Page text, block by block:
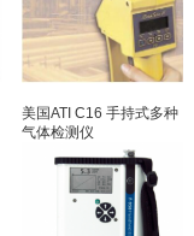
美国ATI C16 手持式多种
气体检测仪